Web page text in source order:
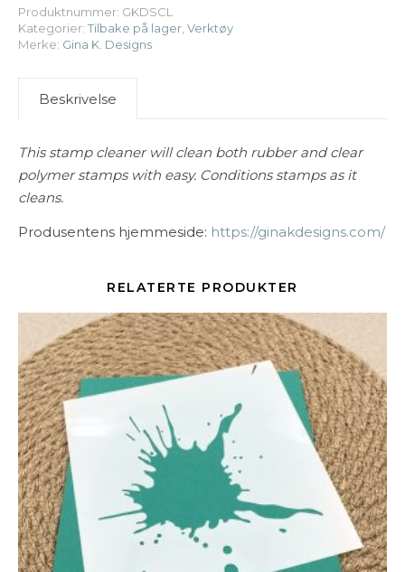
Produktnummer: GKDSCL
Kategorier: Tilbake på lager, Verktøy
Merke: Gina K. Designs
Beskrivelse
This stamp cleaner will clean both rubber and clear
polymer stamps with easy. Conditions stamps as it
cleans.
Produsentens hjemmeside: https://ginakdesigns.com/
RELATERTE PRODUKTER